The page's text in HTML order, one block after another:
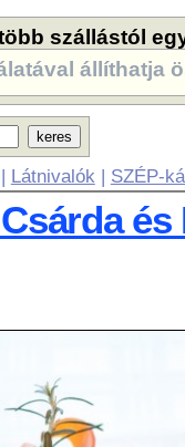
szállástól
állíthatja
| Látnivalók | SZÉP-